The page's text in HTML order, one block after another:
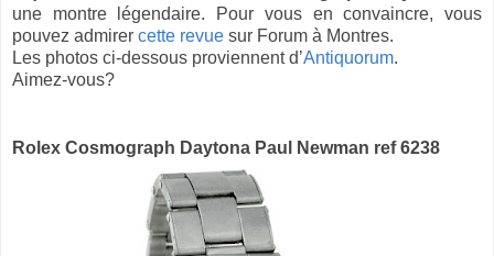
une montre légendaire. Pour vous en convaincre, vous
pouvez admirer cette revue sur Forum à Montres.
Les photos ci-dessous proviennent d’Antiquorum.
Aimez-vous?
Rolex Cosmograph Daytona Paul Newman ref 6238